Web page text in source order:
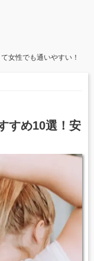
女性でも通いやすい！
すめ10選！安